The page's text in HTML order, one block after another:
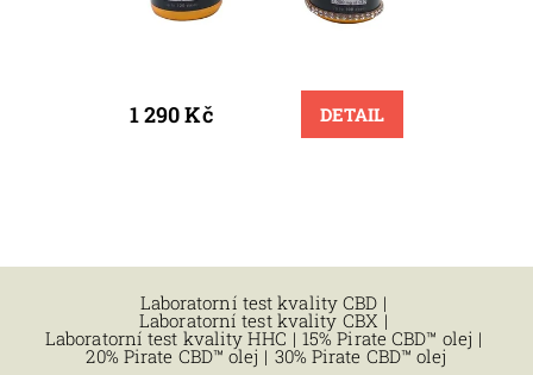
1 290 Kč DETAIL
Laboratorní test kvality CBD |
Laboratorní test kvality CBX |
Laboratorní test kvality HHC | 15% Pirate CBD™ olej |
20% Pirate CBD™ olej | 30% Pirate CBD™ olej